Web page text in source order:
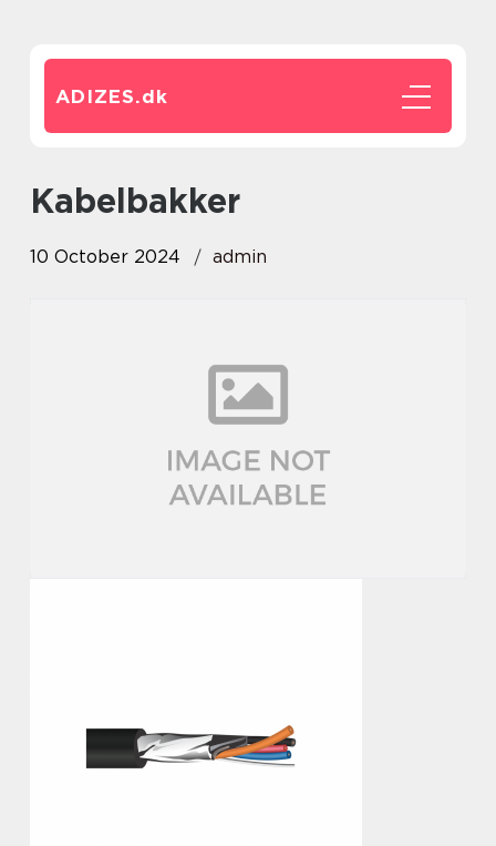
ADIZES.dk
kabelbakker
10 October 2024 admin